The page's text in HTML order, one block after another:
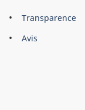
About
this
Brand
Transparence
Avis